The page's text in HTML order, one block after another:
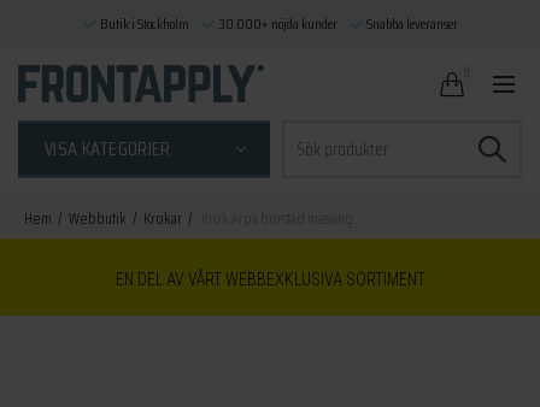
VISA KATEGORIER
efter:
Hem Webbutik Krokar
EN DEL AV VÅRT WEBBEXKLUSIVA SORTIMENT
Butik i Stockholm 30.000+ nöjda kunder Snabba leveranser